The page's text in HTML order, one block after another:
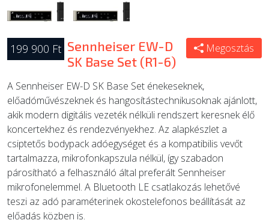
199 900 Ft Sennheiser EW-D
SK Base Set (R1-6)
Megosztás
A Sennheiser EW-D SK Base Set énekeseknek,
előadóművészeknek és hangosítástechnikusoknak ajánlott,
akik modern digitális vezeték nélküli rendszert keresnek élő
koncertekhez és rendezvényekhez. Az alapkészlet a
csiptetős bodypack adóegységet és a kompatibilis vevőt
tartalmazza, mikrofonkapszula nélkül, így szabadon
párosítható a felhasználó által preferált Sennheiser
mikrofonelemmel. A Bluetooth LE csatlakozás lehetővé
teszi az adó paraméterinek okostelefonos beállítását az
előadás közben is.